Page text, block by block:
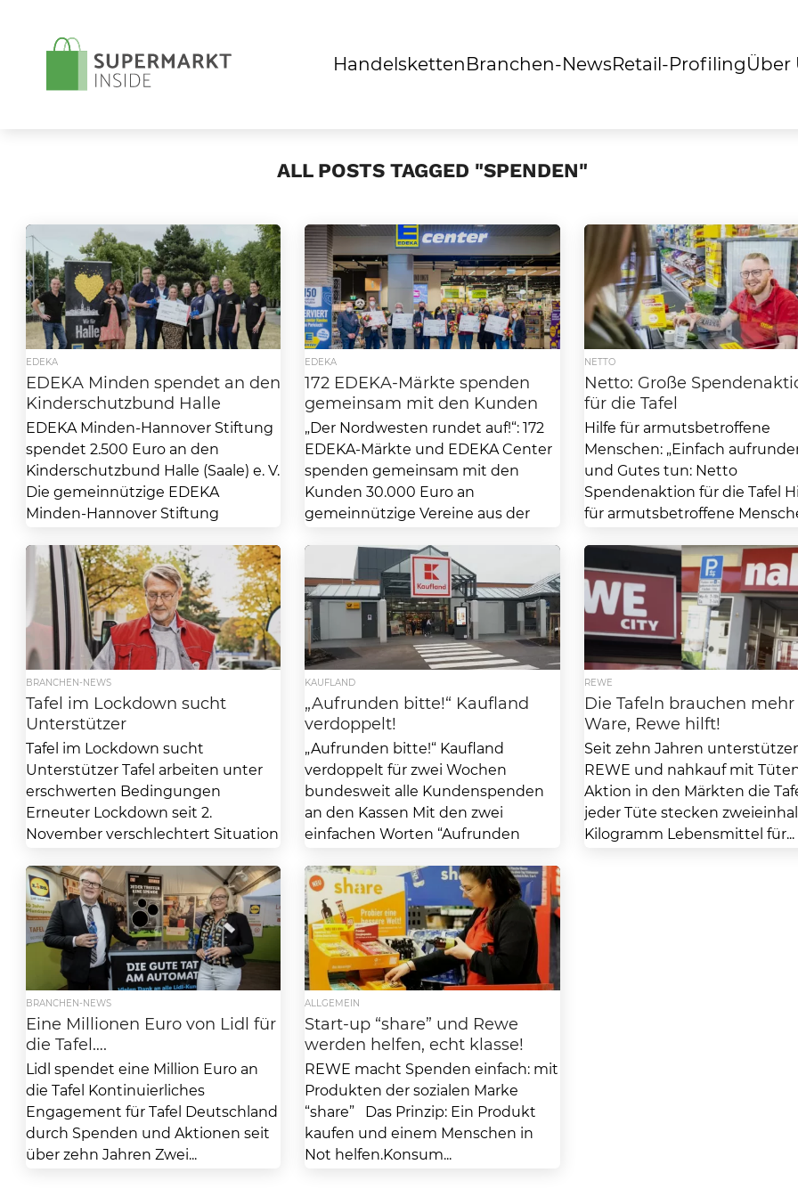
Handelsketten Branchen-NewsRetail-ProfilingÜber
ALL POSTS TAGGED "SPENDEN"
EDEKA
EDEKA Minden spendet an den
Kinderschutzbund Halle
EDEKA Minden-Hannover Stiftung
spendet 2.500 Euro an den
Kinderschutzbund Halle (Saale) e. V.
Die gemeinnützige EDEKA
Minden-Hannover Stiftung
EDEKA
172 EDEKA-Märkte spenden
gemeinsam mit den Kunden
„Der Nordwesten rundet auf!“: 172
EDEKA-Märkte und EDEKA Center
spenden gemeinsam mit den
Kunden 30.000 Euro an
gemeinnützige Vereine aus der
NETTO
Netto: Große
für die Tafel
Hilfe für armutsbetroffene
Menschen: „Einfach
und Gutes tun: Netto
Spendenaktion für die Tafel
für armutsbetroffene
BRANCHEN-NEWS
Tafel im Lockdown sucht
Unterstützer
Tafel im Lockdown sucht
Unterstützer Tafel arbeiten unter
erschwerten Bedingungen
Erneuter Lockdown seit 2.
November verschlechtert Situation
der...
KAUFLAND
„Aufrunden bitte!“ Kaufland
verdoppelt!
„Aufrunden bitte!“ Kaufland
verdoppelt für zwei Wochen
bundesweit alle Kundenspenden
an den Kassen Mit den zwei
einfachen Worten “Aufrunden
REWE
Die Tafeln brauchen mehr
Ware, Rewe hilft!
Seit zehn Jahren
REWE und nahkauf mit
Aktion in den Märkten die
jeder Tüte stecken
Kilogramm Lebensmittel für...
BRANCHEN-NEWS
Eine Millionen Euro von Lidl für
die Tafel….
Lidl spendet eine Million Euro an
die Tafel Kontinuierliches
Engagement für Tafel Deutschland
durch Spenden und Aktionen seit
über zehn Jahren Zwei...
ALLGEMEIN
Start-up “share” und Rewe
werden helfen, echt klasse!
REWE macht Spenden einfach: mit
Produkten der sozialen Marke
“share” Das Prinzip: Ein Produkt
kaufen und einem Menschen in
Not helfen.Konsum...